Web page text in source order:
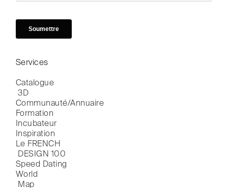
Services
Catalogue
3D
Communauté/Annuaire
Formation
Incubateur
Inspiration
Le FRENCH
DESIGN 100
Speed Dating
World
Map